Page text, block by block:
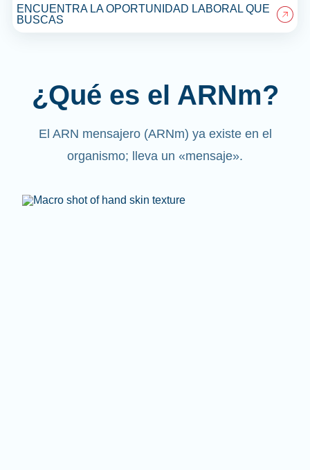
ENCUENTRA LA OPORTUNIDAD LABORAL QUE
BUSCAS
¿Qué es el ARNm?
El ARN mensajero (ARNm) ya existe en el
organismo; lleva un «mensaje».